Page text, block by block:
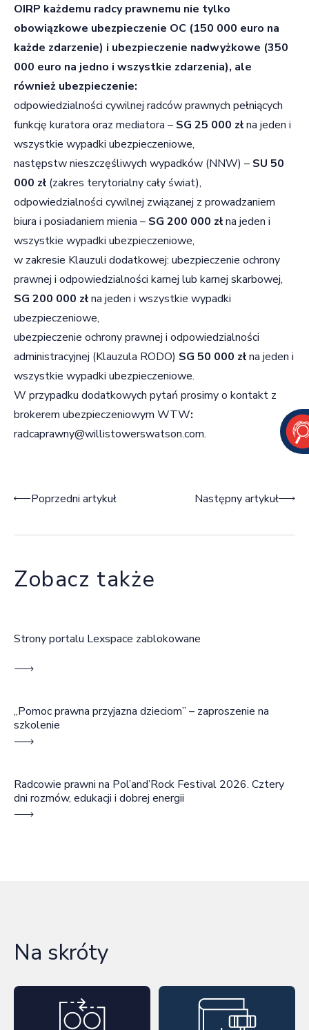
OIRP każdemu radcy prawnemu nie tylko
obowiązkowe ubezpieczenie OC (150 000 euro na
każde zdarzenie) i ubezpieczenie nadwyżkowe (350
000 euro na jedno i wszystkie zdarzenia), ale
również ubezpieczenie:
odpowiedzialności cywilnej radców prawnych pełniących
funkcję kuratora oraz mediatora – SG 25 000 złna jeden i
wszystkie wypadki ubezpieczeniowe,
następstw nieszczęśliwych wypadków (NNW) – SU 50
000 zł (zakres terytorialny cały świat),
odpowiedzialności cywilnej związanej z prowadzaniem
biura i posiadaniem mienia – SG 200 000 złna jeden i
wszystkie wypadki ubezpieczeniowe,
w zakresie Klauzuli dodatkowej: ubezpieczenie ochrony
prawnej i odpowiedzialności karnej lub karnej skarbowej,
SG 200 000 złna jeden i wszystkie wypadki
ubezpieczeniowe,
ubezpieczenie ochrony prawnej i odpowiedzialności
administracyjnej (Klauzula RODO) SG 50 000 złna jeden i
wszystkie wypadki ubezpieczeniowe.
W przypadku dodatkowych pytań prosimy o kontakt z
brokerem ubezpieczeniowym WTW:
radcaprawny@willistowerswatson.com.
Nawigacja wpisu
Poprzedni artykuł Następny artykuł
Zobacz także
Strony portalu Lexspace zablokowane
„Pomoc prawna przyjazna dzieciom” – zaproszenie na
szkolenie
Radcowie prawni na Pol’and’Rock Festival 2026. Cztery
dni rozmów, edukacji i dobrej energii
Na skróty